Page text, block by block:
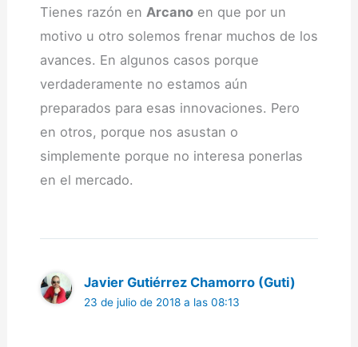
Tienes razón en Arcanoen que por un
motivo u otro solemos frenar muchos de los
avances. En algunos casos porque
verdaderamente no estamos aún
preparados para esas innovaciones. Pero
en otros, porque nos asustan o
simplemente porque no interesa ponerlas
en el mercado.
Javier Gutiérrez Chamorro (Guti)
23 de julio de 2018 a las 08:13